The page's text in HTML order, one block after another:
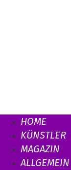
HOME
KÜNSTLER
MAGAZIN
ALLGEMEIN